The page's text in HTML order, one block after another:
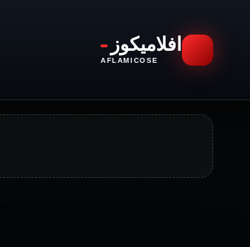
افلاميكوز
AFLAMICOSE